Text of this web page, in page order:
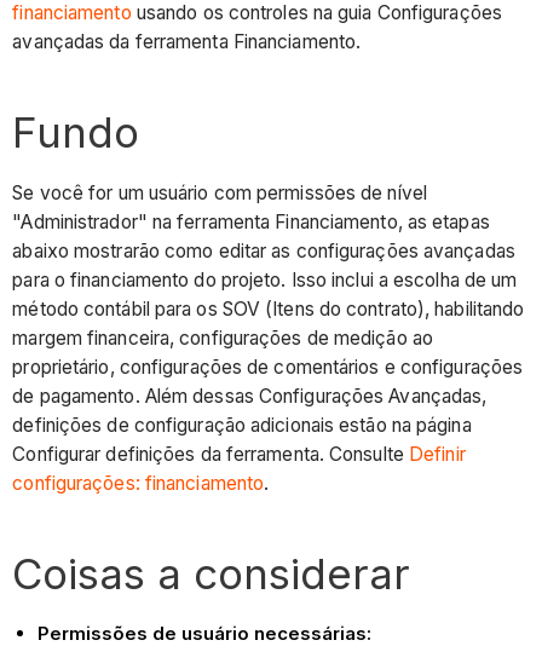
financiamento usando os controles na guia Configurações
avançadas da ferramenta Financiamento.
Fundo
Se você for um usuário com permissões de nível
"Administrador" na ferramenta Financiamento, as etapas
abaixo mostrarão como editar as configurações avançadas
para o financiamento do projeto. Isso inclui a escolha de um
método contábil para os SOV (Itens do contrato), habilitando
margem financeira, configurações de medição ao
proprietário, configurações de comentários e configurações
de pagamento. Além dessas Configurações Avançadas,
definições de configuração adicionais estão na página
Configurar definições da ferramenta. Consulte Definir
configurações: financiamento.
Coisas a considerar
Permissões de usuário necessárias: